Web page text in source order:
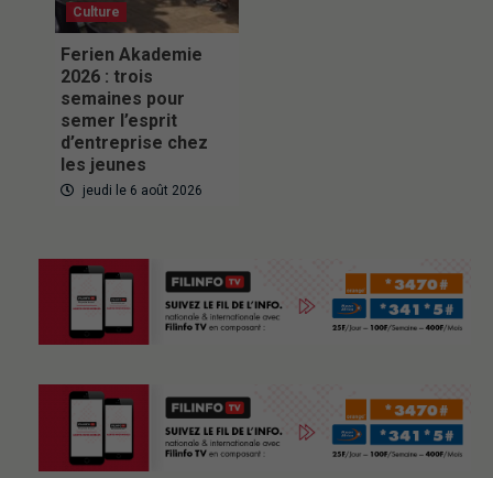
Culture
Ferien Akademie
2026 : trois
semaines pour
semer l’esprit
d’entreprise chez
les jeunes
jeudi le 6 août 2026